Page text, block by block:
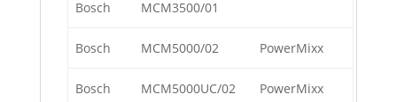
Bosch MCM3500/01
Bosch MCM5000/02 PowerMixx
Bosch MCM5000UC/02 PowerMixx